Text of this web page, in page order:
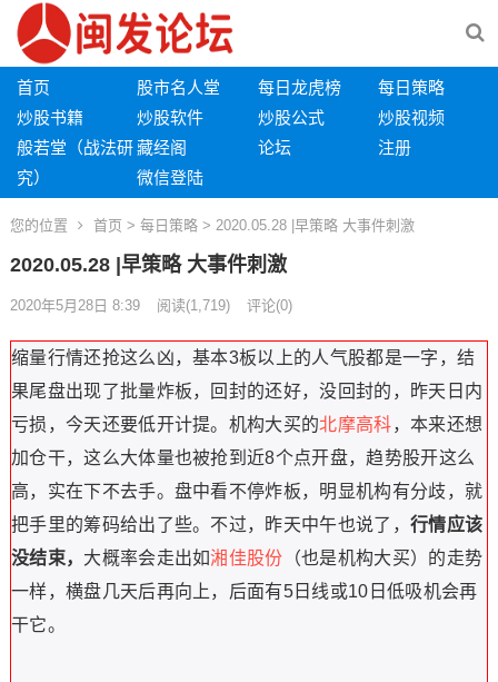
首页 股市名人堂 每日龙虎榜
每日策略
炒股书籍
炒股软件 炒股公式
炒股视频
般若堂（战法研
究）
藏经阁 论坛
注册
微信登陆
您的位置 首页 > 每日策略 > 2020.05.28 |早策略 大事件刺激
2020.05.28 |早策略 大事件刺激
2020年5月28日 8:39 阅读(1,719) 评论(0)
缩量行情还抢这么凶，基本3板以上的人气股都是一字， 结
果尾盘出现了批量炸板，回封的还好，没回封的，昨天日内
亏损，今天还要低开计提。 机构大买的北摩高科，本来还想
加仓干，这么大体量也被抢到近8个点开盘，趋势股开这么
高，实在下不去手。 盘中看不停炸板，明显机构有分歧，就
把手里的筹码给出了些。 不过，昨天中午也说了，行情应该
没结束， 大概率会走出如湘佳股份 （也是机构大买）的走势
一样，横盘几天后再向上， 后面有5日线或10日低吸机会再
干它。